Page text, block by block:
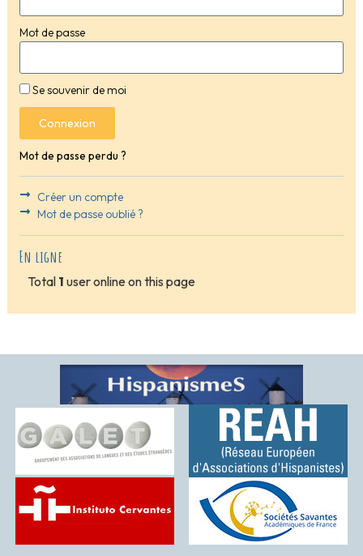
Mot de passe
Se souvenir de moi
Connexion
Mot de passe perdu ?
Créer un compte
Mot de passe oublié ?
En ligne
Total 1 user online on this page